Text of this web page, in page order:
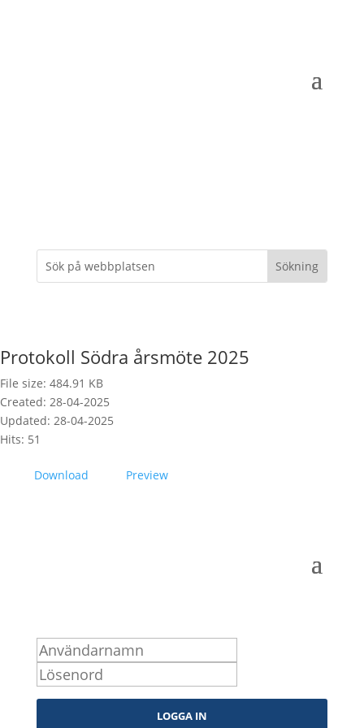
Protokoll Södra årsmöte 2025
File size: 484.91 KB
Created: 28-04-2025
Updated: 28-04-2025
Hits: 51
Download Preview